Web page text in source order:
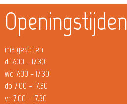
Openingstijden
ma gesloten
di 7:00 – 17.30
wo 7:00 – 17.30
do 7:00 – 17.30
vr 7:00 – 17.30